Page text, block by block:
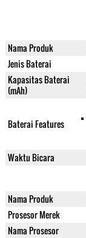
Nama Produk
Jenis Baterai
Kapasitas Baterai
(mAh)
Baterai Features
Waktu Bicara
Nama Produk
Prosesor Merek
Nama Prosesor